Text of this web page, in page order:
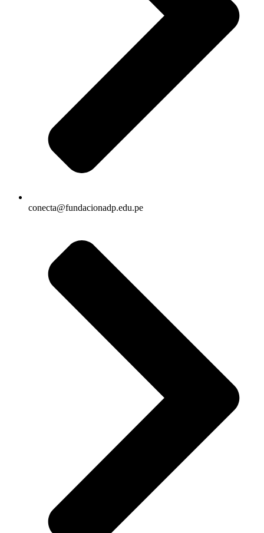
conecta@fundacionadp.edu.pe